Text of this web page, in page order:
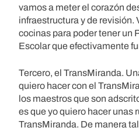
vamos a meter el corazón
infraestructura y de revisión.
cocinas para poder tener un
Escolar que efectivamente
Tercero, el TransMiranda.
quiero hacer con el
los maestros que son
es que yo quiero hacer unas
TransMiranda. De manera